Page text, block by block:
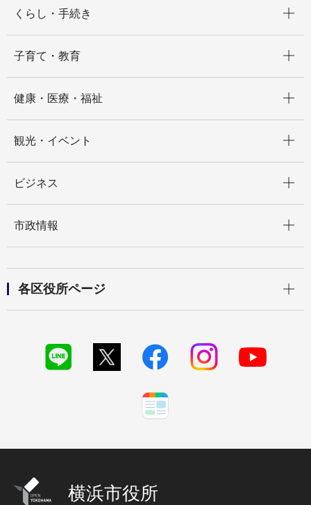
くらし・手続き
子育て・教育
健康・医療・福祉
観光・イベント
ビジネス
市政情報
各区役所ページ
横浜市役所